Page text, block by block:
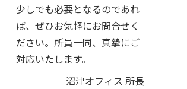
少しでも必要となるのであれ
ば、ぜひお気軽にお問合せく
ださい。所員一同、真摯にご
対応いたします。
沼津オフィス 所長